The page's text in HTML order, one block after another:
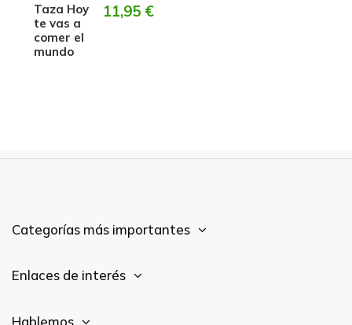
Taza Hoy
te vas a
comer el
mundo
11,95 €
Categorías más importantes
Enlaces de interés
Hablemos